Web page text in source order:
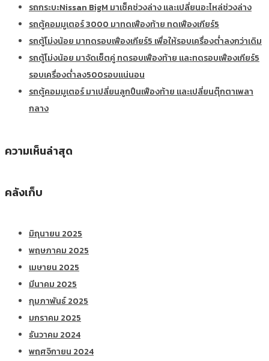
รถกระบะNissan BigM มาเช็คช่วงล่าง และเปลี่ยนอะไหล่ช่วงล่าง
รถตู้คอมมูเตอร์ 3000 มาทดเฟืองท้าย ทดเฟืองเกียร์5
รถตู้โม่งน้อย มาทดรอบเฟืองเกียร์5 เพื่อให้รอบเครื่องต่ำลงกว่าเดิม
รถตู้โม่งน้อย มาจัดเซ็ตคู่ ทดรอบเฟืองท้าย และทดรอบเฟืองเกียร์5
รอบเครื่องต่ำลง500รอบแน่นอน
รถตู้คอมมูเตอร์ มาเปลี่ยนลูกปืนเฟืองท้าย และเปลี่ยนตุ๊กตาเพลา
กลาง
ความเห็นล่าสุด
คลังเก็บ
มิถุนายน 2025
พฤษภาคม 2025
เมษายน 2025
มีนาคม 2025
กุมภาพันธ์ 2025
มกราคม 2025
ธันวาคม 2024
พฤศจิกายน 2024